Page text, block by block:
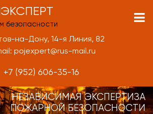
безопасности
на-Дону, 14-я Линия, 82
pojexpert@rus-mail.ru
+7 (952) 606-35-16
НЕЗАВИСИМАЯ ЭКСПЕРТИЗА
ПОЖАРНОЙ БЕЗОПАСНОСТИ